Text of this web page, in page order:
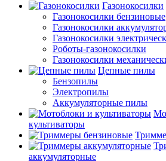
Газонокосилки
Газонокосилки бензиновые
Газонокосилки
Газонокосилки
Роботы-газонокосилки
Газонокосилки
Цепные пилы
Бензопилы
Электропилы
Аккумуляторные пилы
культиваторы
аккумуляторные